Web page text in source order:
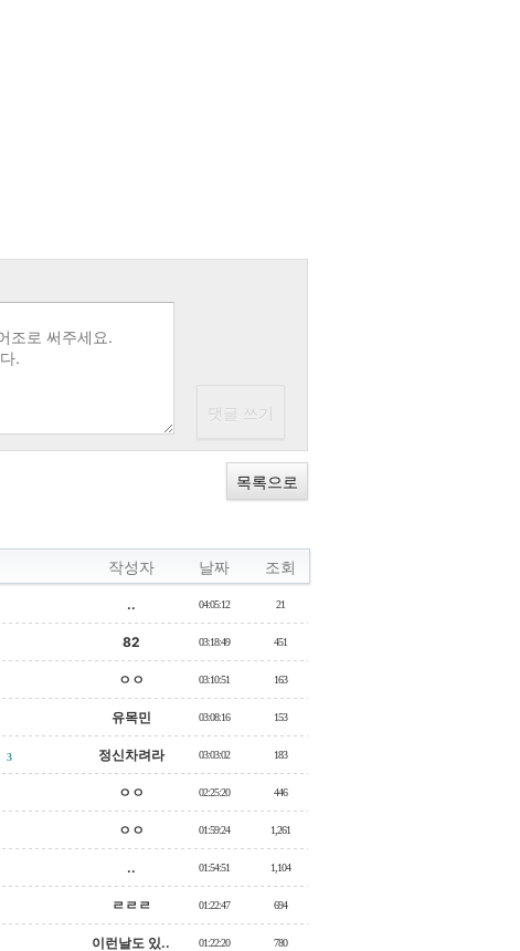
목록으로
작성자 날짜 조회
.. 04:05:12 21
82 03:18:49 451
ㅇㅇ 03:10:51 163
유목민 03:08:16 153
3 정신차려라 03:03:02 183
ㅇㅇ 02:25:20 446
ㅇㅇ 01:59:24 1,261
.. 01:54:51 1,104
ㄹㄹㄹ 01:22:47 694
이런날도 있.. 01:22:20 780